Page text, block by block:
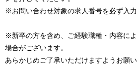
※お問い合わせ対象の求人番号を必ず入力
※新卒の方を含め、ご経験職種・内容に
場合がございます。
あらかじめご了承いただけますようお願い